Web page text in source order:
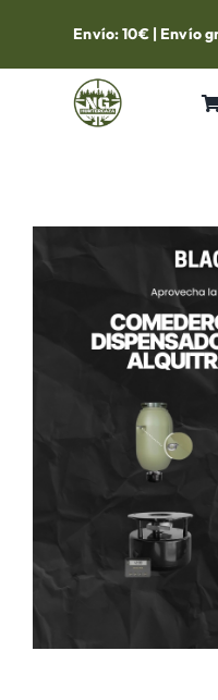
content
Envío: 10€ | Envío
Tienda